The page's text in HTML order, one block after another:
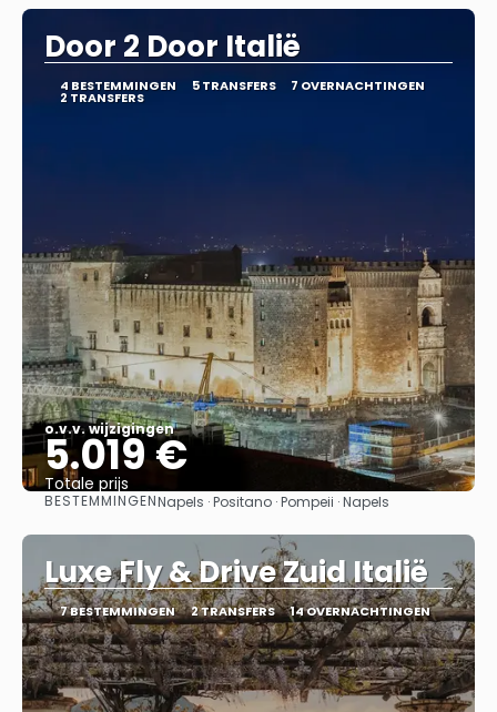
Door 2 Door Italië
4 BESTEMMINGEN 5 TRANSFERS 7 OVERNACHTINGEN
2 TRANSFERS
o.v.v. wijzigingen
5.019 €
Totale prijs
Bekijk
BESTEMMINGENNapels · Positano · Pompeii · Napels
Luxe Fly & Drive Zuid Italië
7 BESTEMMINGEN 2 TRANSFERS 14 OVERNACHTINGEN